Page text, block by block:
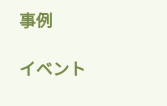
事例
イベント